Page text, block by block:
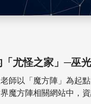
尤怪之家」─巫
師以「魔方陣」為起點
魔方陣相關網站中，